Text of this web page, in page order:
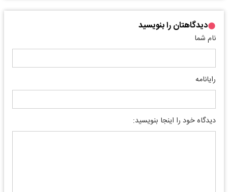
دیدگاهتان را بنویسید
نام شما
رایانامه
دیدگاه خود را اینجا بنویسید: